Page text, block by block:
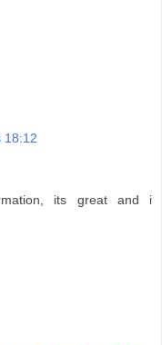
18:12
its great and i